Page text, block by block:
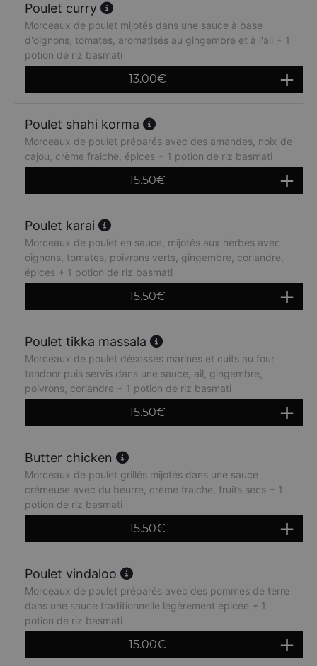
Poulet curry
Morceaux de poulet mijotés dans une sauce à base
d'oignons, tomates, aromatisés au gingembre et à l'ail + 1
potion de riz basmati
13.00€
Poulet shahi korma
Morceaux de poulet préparés avec des amandes, noix de
cajou, crème fraiche, épices + 1 potion de riz basmati
15.50€
Poulet karai
Morceaux de poulet en sauce, mijotés aux herbes avec
oignons, tomates, poivrons verts, gingembre, coriandre,
épices + 1 potion de riz basmati
15.50€
Poulet tikka massala
Morceaux de poulet désossés marinés et cuits au four
tandoor puis servis dans une sauce, ail, gingembre,
poivrons, coriandre + 1 potion de riz basmati
15.50€
Butter chicken
Morceaux de poulet grillés mijotés dans une sauce
crémeuse avec du beurre, crème fraiche, fruits secs + 1
potion de riz basmati
15.50€
Poulet vindaloo
Morceaux de poulet préparés avec des pommes de terre
dans une sauce traditionnelle legèrement épicée + 1
potion de riz basmati
15.00€